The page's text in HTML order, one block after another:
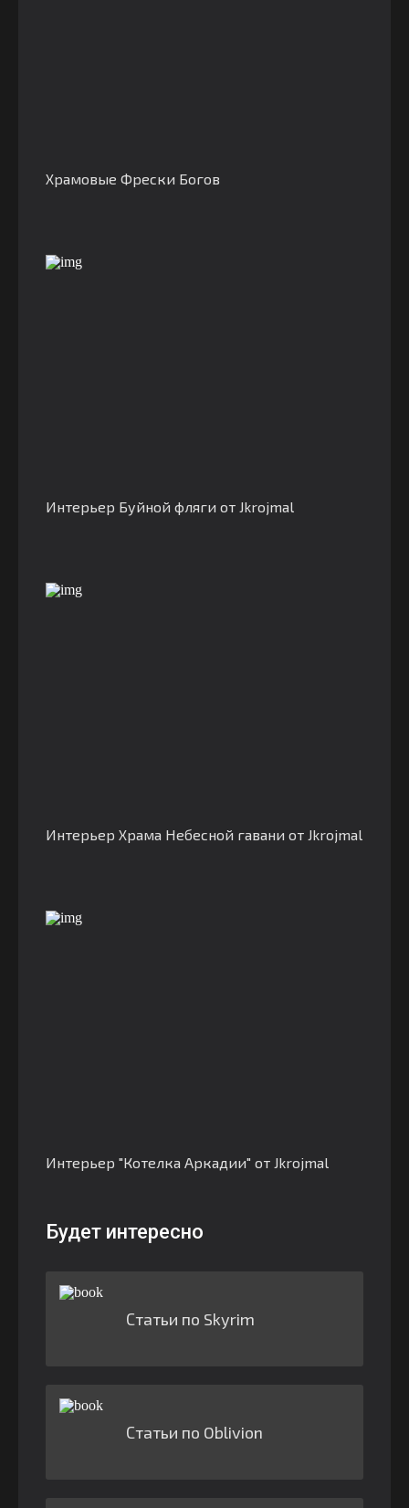
Храмовые Фрески Богов
Интерьер Буйной фляги от Jkrojmal
Интерьер Храма Небесной гавани от Jkrojmal
Интерьер "Котелка Аркадии" от Jkrojmal
Будет интересно
Статьи по Skyrim
Статьи по Oblivion